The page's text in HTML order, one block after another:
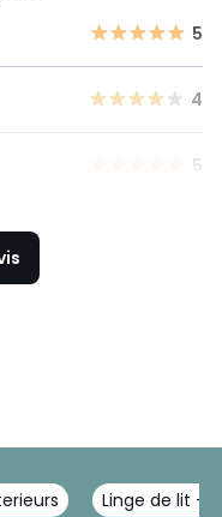
5
4
5
Linge de lit -